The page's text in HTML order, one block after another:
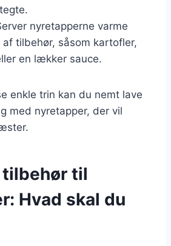
nyretapperne varme
tilbehør, såsom kartofler,
en lækker sauce.
enkle trin kan du nemt lave
med nyretapper, der vil
til
Hvad skal du